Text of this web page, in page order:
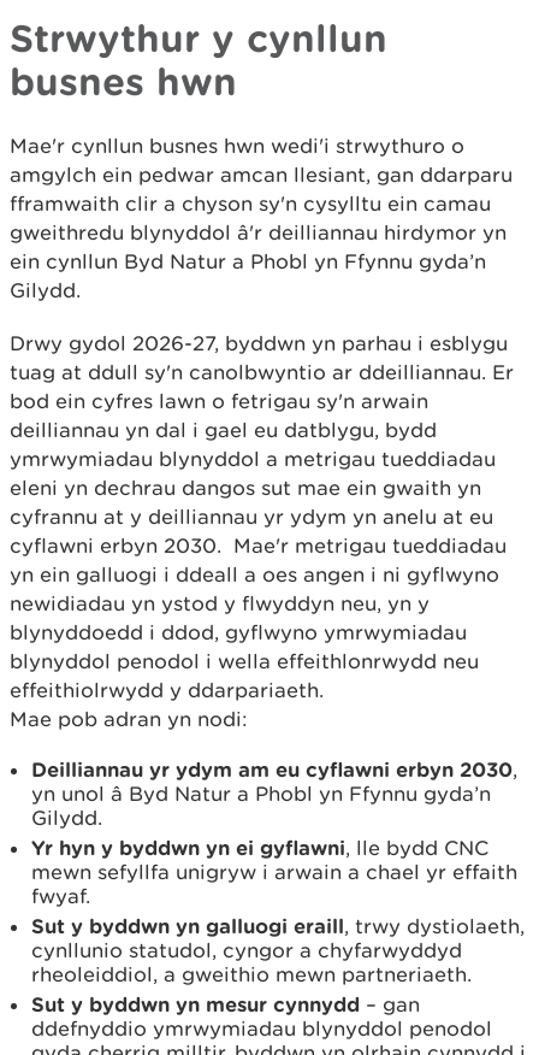
Strwythur y cynllun
busnes hwn
Mae'r cynllun busnes hwn wedi'i strwythuro o
amgylch ein pedwar amcan llesiant, gan ddarparu
fframwaith clir a chyson sy'n cysylltu ein camau
gweithredu blynyddol â'r deilliannau hirdymor yn
ein cynllun Byd Natur a Phobl yn Ffynnu gyda’n
Gilydd.
Drwy gydol 2026-27, byddwn yn parhau i esblygu
tuag at ddull sy'n canolbwyntio ar ddeilliannau. Er
bod ein cyfres lawn o fetrigau sy'n arwain
deilliannau yn dal i gael eu datblygu, bydd
ymrwymiadau blynyddol a metrigau tueddiadau
eleni yn dechrau dangos sut mae ein gwaith yn
cyfrannu at y deilliannau yr ydym yn anelu at eu
cyflawni erbyn 2030. Mae'r metrigau tueddiadau
yn ein galluogi i ddeall a oes angen i ni gyflwyno
newidiadau yn ystod y flwyddyn neu, yn y
blynyddoedd i ddod, gyflwyno ymrwymiadau
blynyddol penodol i wella effeithlonrwydd neu
effeithiolrwydd y ddarpariaeth.
Mae pob adran yn nodi:
Deilliannau yr ydym am eu cyflawni erbyn 2030,
yn unol â Byd Natur a Phobl yn Ffynnu gyda’n
Gilydd.
Yr hyn y byddwn yn ei gyflawni, lle bydd CNC
mewn sefyllfa unigryw i arwain a chael yr effaith
fwyaf.
Sut y byddwn yn galluogi eraill, trwy dystiolaeth,
cynllunio statudol, cyngor a chyfarwyddyd
rheoleiddiol, a gweithio mewn partneriaeth.
Sut y byddwn yn mesur cynnydd – gan
ddefnyddio ymrwymiadau blynyddol penodol